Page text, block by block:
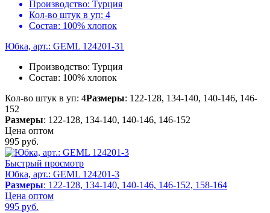
Производство: Турция
Кол-во штук в уп: 4
Состав: 100% хлопок
Юбка, арт.: GEML 124201-31
Производство: Турция
Состав: 100% хлопок
Кол-во штук в уп: 4Размеры: 122-128, 134-140, 140-146, 146-
152
Размеры: 122-128, 134-140, 140-146, 146-152
Цена оптом
995 руб.
Быстрый просмотр
Юбка, арт.: GEML 124201-3
Размеры: 122-128, 134-140, 140-146, 146-152, 158-164
Цена оптом
995 руб.